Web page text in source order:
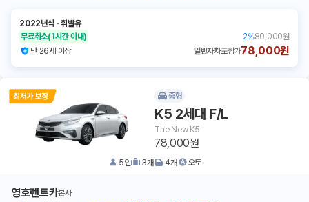
2022년식 ㆍ휘발유
무료취소(1시간 이내) 2%80,000원
만 26세 이상
일반자차포함가78,000원
중형
K5 2세대 F/L
The New K5
78,000원
5인 3개 4개 오토
영호렌트카본사